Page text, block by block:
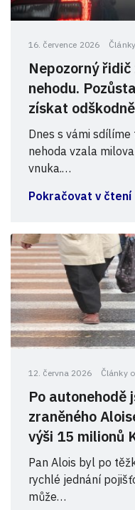
16. července 2026
Nepozorný
nehodu.
získat
Dnes s vámi
nehoda vzala
vnuka.…
Pokračovat v čtení
12. června 2026 Články
Po autonehodě
zraněného
výši 15 milionů
Pan Alois byl po
rychlé jednání
může…